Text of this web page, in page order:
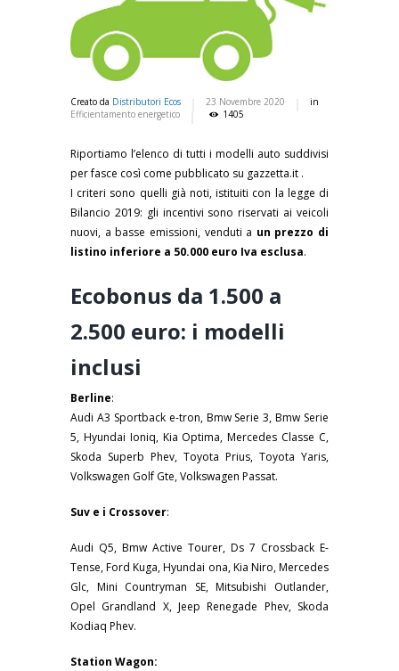
Creato da Distributori Ecos 23 Novembre 2020
in
Efficientamento energetico
1405
Riportiamo l’elenco di tutti i modelli auto suddivisi
per fasce così come pubblicato su gazzetta.it .
I criteri sono quelli già noti, istituiti con la legge di
Bilancio 2019: gli incentivi sono riservati ai veicoli
nuovi, a basse emissioni, venduti a un prezzo di
listino inferiore a 50.000 euro Iva esclusa.
Ecobonus da 1.500 a
2.500 euro: i modelli
inclusi
Berline:
Audi A3 Sportback e-tron, Bmw Serie 3, Bmw Serie
5, Hyundai Ioniq, Kia Optima, Mercedes Classe C,
Skoda Superb Phev, Toyota Prius, Toyota Yaris,
Volkswagen Golf Gte, Volkswagen Passat.
Suv e i Crossover:
Audi Q5, Bmw Active Tourer, Ds 7 Crossback E-
Tense, Ford Kuga, Hyundai ona, Kia Niro, Mercedes
Glc, Mini Countryman SE, Mitsubishi Outlander,
Opel Grandland X, Jeep Renegade Phev, Skoda
Kodiaq Phev.
Station Wagon: